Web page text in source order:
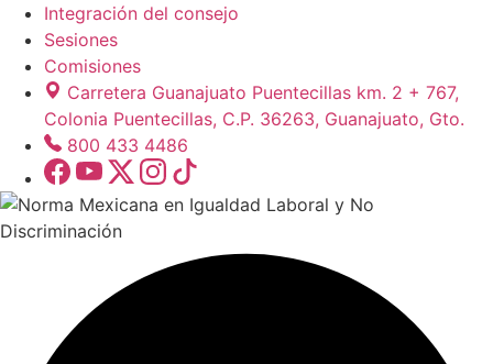
Integración del consejo
Sesiones
Comisiones
Carretera Guanajuato Puentecillas km. 2 + 767,
Colonia Puentecillas, C.P. 36263, Guanajuato, Gto.
800 433 4486